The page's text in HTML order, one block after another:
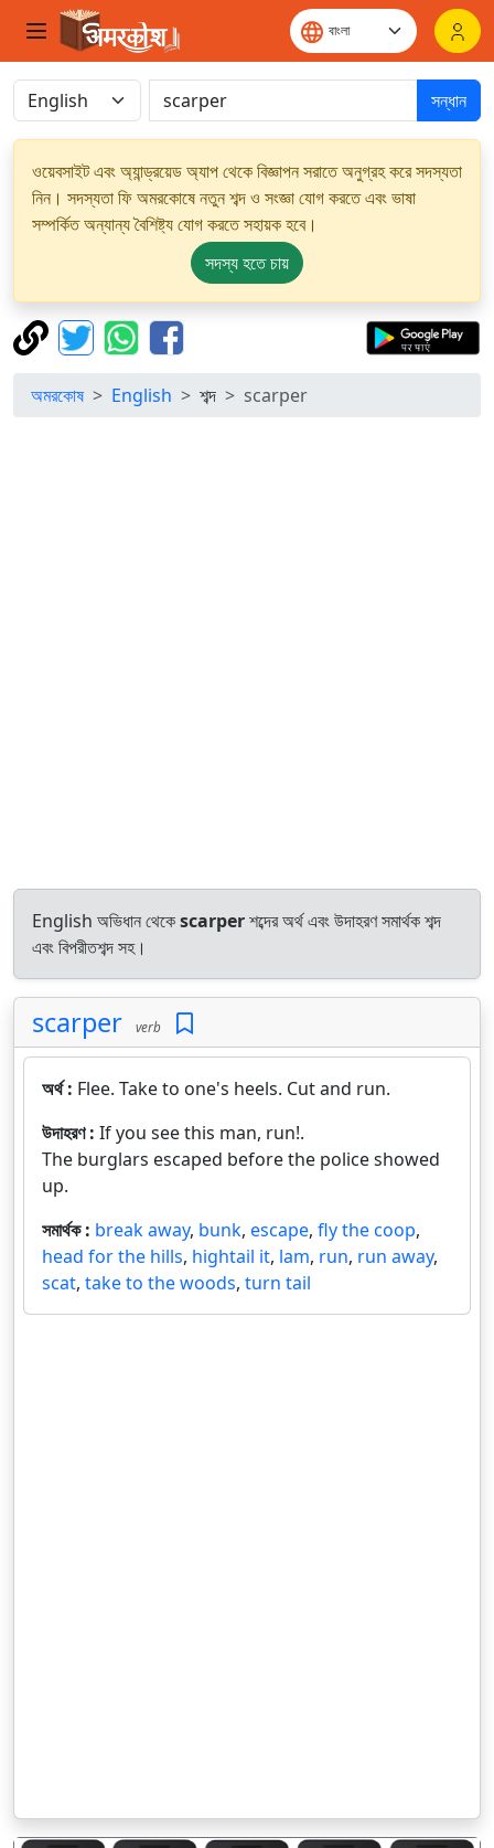
সন্ধান
ওয়েবসাইট এবং অ্যান্ড্রয়েড অ্যাপ থেকে বিজ্ঞাপন সরাতে অনুগ্রহ করে সদস্যতা
নিন। সদস্যতা ফি অমরকোষে নতুন শব্দ ও সংজ্ঞা যোগ করতে এবং ভাষা
সম্পর্কিত অন্যান্য বৈশিষ্ট্য যোগ করতে সহায়ক হবে।
সদস্য হতে চায়
অমরকোষ English শব্দ scarper
English অভিধান থেকেscarperশব্দের অর্থ এবং উদাহরণ সমার্থক শব্দ
এবং বিপরীতশব্দ সহ।
scarper verb
অর্থ : Flee. Take to one's heels. Cut and run.
উদাহরণ : If you see this man, run!.
The burglars escaped before the police showed
up.
সমার্থক : break away, bunk, escape, fly the coop,
head for the hills, hightail it, lam, run, run away,
scat, take to the woods, turn tail